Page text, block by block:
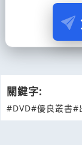
關鍵字:
#DVD#優良叢書#